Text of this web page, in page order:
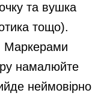
та вушка
тощо).
Маркерами
намалюйте
неймовірно